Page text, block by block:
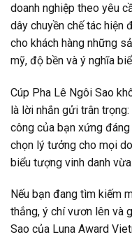
doanh nghiệp theo yêu
dây chuyền chế tác hiện
cho khách hàng những
mỹ, độ bền và ý nghĩa
Cúp Pha Lê Ngôi Sao
là lời nhắn gửi trân
công của bạn xứng
chọn lý tưởng cho mọi
biểu tượng vinh danh
Nếu bạn đang tìm kiếm
thắng, ý chí vươn lên và
Sao của Luna Award